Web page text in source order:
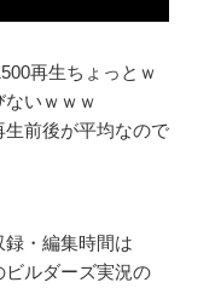
再生ちょっとｗ
いｗｗｗ
前後が平均なので
・編集時間は
ルダーズ実況の